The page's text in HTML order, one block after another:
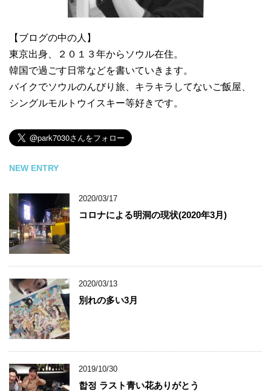
【ブログの中の人】
東京出身、２０１３年からソウル在住。
韓国で過ごす日常などを書いていきます。
バイクでソウルのんびり旅、キラキラしてないご飯屋、
シングルモルトウイスキー等好きです。
NEW ENTRY
2020/03/17
コロナによる明洞の現状(2020年3月)
2020/03/13
別れの多い3月
2019/10/30
합정 ラスト青い花ありがとう